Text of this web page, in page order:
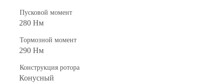
Пусковой момент
280 Нм
Тормозной момент
290 Нм
Конструкция ротора
Конусный